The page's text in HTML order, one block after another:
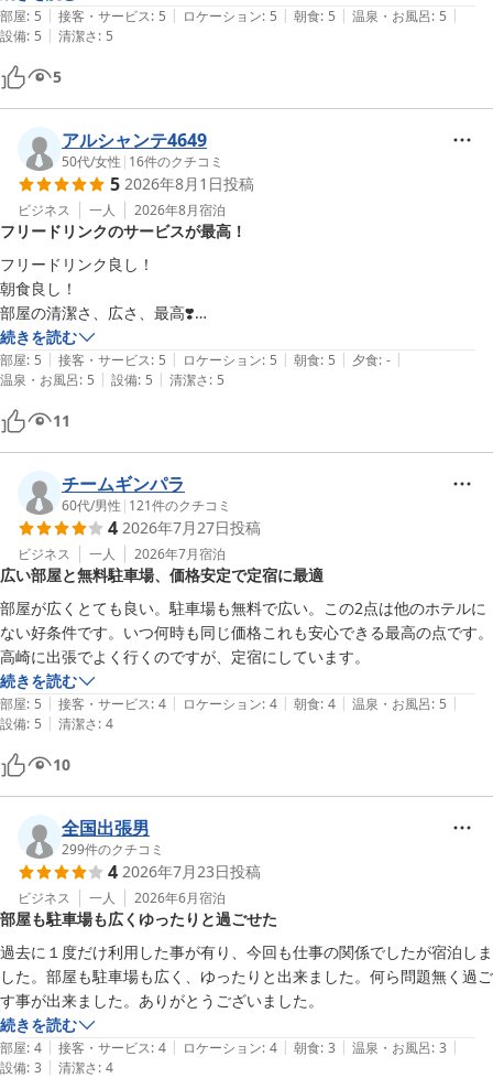
部屋: 5 | 接客・サービス: 5 | ロケーション: 5 | 朝食: 5 | 温泉・お風呂: 5 |
設備: 5 | 清潔さ: 5
5
アルシャンテ4649
50代/女性 | 16件のクチコミ
5 2026年8月1日投稿
ビジネス 一人 2026年8月宿泊
フリードリンクのサービスが最高！
フリードリンク良し！
朝食良し！
部屋の清潔さ、広さ、最高❣️
言う事なしのホテルです。
続きを読む
部屋: 5 | 接客・サービス: 5 | ロケーション: 5 | 朝食: 5 | 夕食: - |
温泉・お風呂: 5 | 設備: 5 | 清潔さ: 5
11
チームギンパラ
60代/男性 | 121件のクチコミ
4 2026年7月27日投稿
ビジネス 一人 2026年7月宿泊
広い部屋と無料駐車場、価格安定で定宿に最適
部屋が広くとても良い。駐車場も無料で広い。この2点は他のホテルに
ない好条件です。いつ何時も同じ価格これも安心できる最高の点です。
高崎に出張でよく行くのですが、定宿にしています。
続きを読む
部屋: 5 | 接客・サービス: 4 | ロケーション: 4 | 朝食: 4 | 温泉・お風呂: 5 |
設備: 5 | 清潔さ: 4
10
全国出張男
299件のクチコミ
4 2026年7月23日投稿
ビジネス 一人 2026年6月宿泊
部屋も駐車場も広くゆったりと過ごせた
過去に１度だけ利用した事が有り、今回も仕事の関係でしたが宿泊しま
した。部屋も駐車場も広く、ゆったりと出来ました。何ら問題無く過ご
す事が出来ました。ありがとうございました。
続きを読む
部屋: 4 | 接客・サービス: 4 | ロケーション: 4 | 朝食: 3 | 温泉・お風呂: 3 |
設備: 3 | 清潔さ: 4